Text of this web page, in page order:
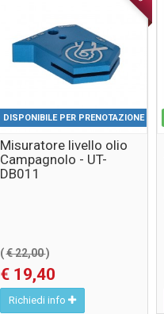
DISPONIBILE PER PRENOTAZIONE
Misuratore livello olio
Campagnolo - UT-
DB011
(€ 22,00)
€ 19,40
Richiedi info